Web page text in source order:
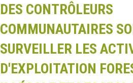
DES CONTRÔLEURS
COMMUNAUTAIRES
SURVEILLER LES
D'EXPLOITATION